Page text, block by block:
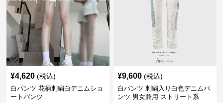
¥4,620 (税込)
白パンツ 花柄刺繍白デニムショ
ートパンツ
¥9,600 (税込)
白パンツ 刺繍入り白色デニムパ
ンツ 男女兼用 ストリート系